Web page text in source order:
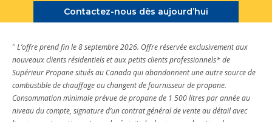
Contactez-nous dès aujourd’hui
^ L’offre prend fin le 8 septembre 2026. Offre réservée exclusivement aux
nouveaux clients résidentiels et aux petits clients professionnels* de
Supérieur Propane situés au Canada qui abandonnent une autre source de
combustible de chauffage ou changent de fournisseur de propane.
Consommation minimale prévue de propane de 1 500 litres par année au
niveau du compte, signature d’un contrat général de vente au détail avec